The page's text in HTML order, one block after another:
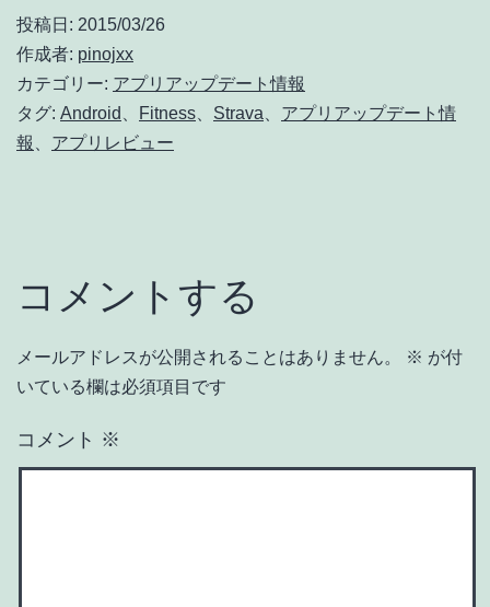
投稿日: 2015/03/26
作成者: pinojxx
カテゴリー: アプリアップデート情報
タグ: Android 、 Fitness、 Strava、 アプリアップデート情
報 、 アプリレビュー
コメントする
メールアドレスが公開されることはありません。 ※ が付
いている欄は必須項目です
コメント ※